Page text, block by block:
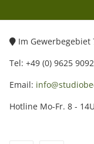
Im Gewerbegebiet
Tel: +49 (0) 9625
Email:
Hotline Mo-Fr. 8 -